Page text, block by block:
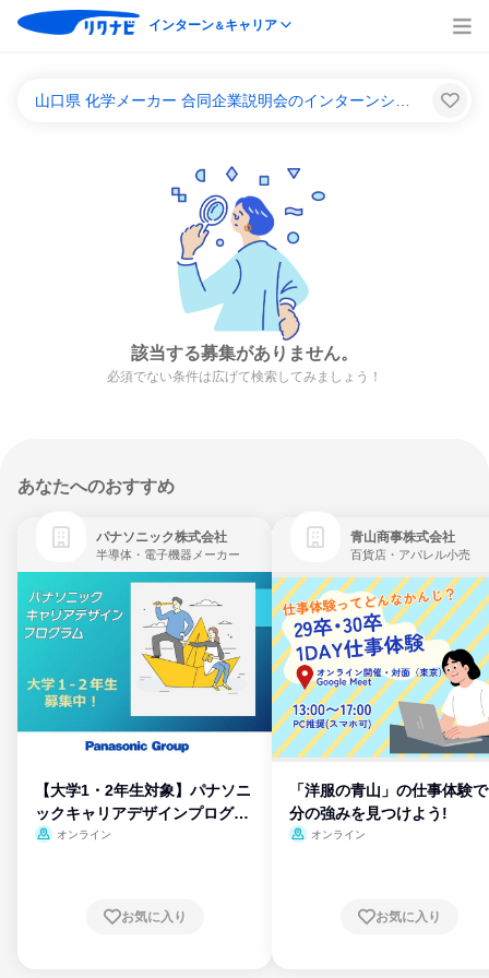
インターン＆キャリア
該当する募集がありません。
必須でない条件は広げて検索してみましょう！
あなたへのおすすめ
パナソニック株式会社
半導体・電子機器メーカー
【大学1・2年生対象】パナソニ
ックキャリアデザインプログラ
ム
オンライン
お気に入り
青山商事株式会社
百貨店・アパレル小売
「洋服の青山」の仕事体験
分の強みを見つけよう!
オンライン
お気に入り